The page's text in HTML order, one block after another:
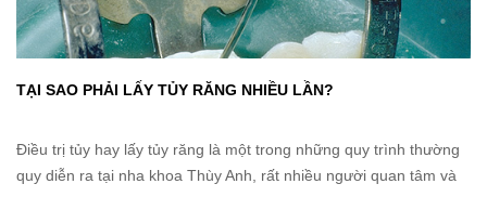
TẠI SAO PHẢI LẤY TỦY RĂNG NHIỀU LẦN?
Điều trị tủy hay lấy tủy răng là một trong những quy trình thường
quy diễn ra tại nha khoa Thùy Anh, rất nhiều người quan tâm và